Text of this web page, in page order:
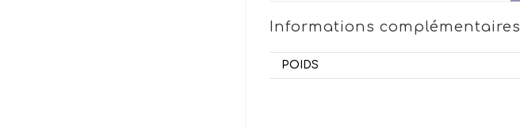
Informations complémentaires
POIDS